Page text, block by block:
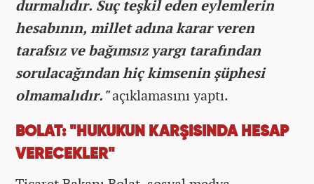
durmalıdır. Suç teşkil eden eylemlerin
hesabının, millet adına karar veren
tarafsız ve bağımsız yargı tarafından
sorulacağından hiç kimsenin şüphesi
olmamalıdır."açıklamasını yaptı.
BOLAT: "HUKUKUN KARŞISINDA HESAP
VERECEKLER"